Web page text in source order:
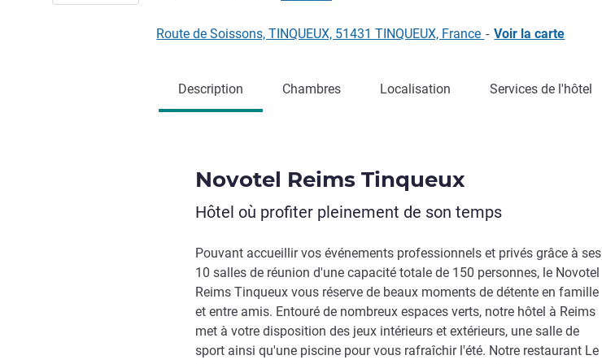
Route de Soissons, TINQUEUX, 51431 TINQUEUX, France - Voir la carte
Description Chambres Localisation Services de l'hôtel
Novotel Reims Tinqueux
Hôtel où profiter pleinement de son temps
Pouvant accueillir vos événements professionnels et privés grâce à ses
10 salles de réunion d'une capacité totale de 150 personnes, le Novotel
Reims Tinqueux vous réserve de beaux moments de détente en famille
et entre amis. Entouré de nombreux espaces verts, notre hôtel à Reims
met à votre disposition des jeux intérieurs et extérieurs, une salle de
sport ainsi qu'une piscine pour vous rafraîchir l'été. Notre restaurant Le